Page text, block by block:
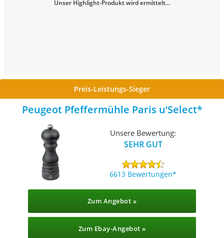
Unser Highlight-Produkt wird ermittelt...
Preis-Leistungs-Sieger
Peugeot Pfeffermühle Paris u‘Select
Unsere Bewertung:
SEHR GUT
6613 Bewertungen
Zum Angebot »
Zum Ebay-Angebot »